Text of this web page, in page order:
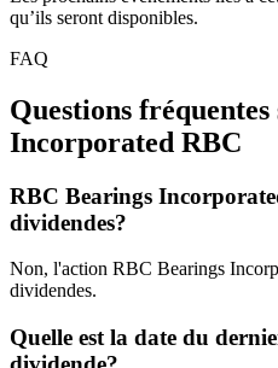
qu’ils seront disponibles.
FAQ
Questions
Incorporated RBC
RBC Bearings
dividendes?
Non, l'action RBC Bearings
dividendes.
Quelle est la date du